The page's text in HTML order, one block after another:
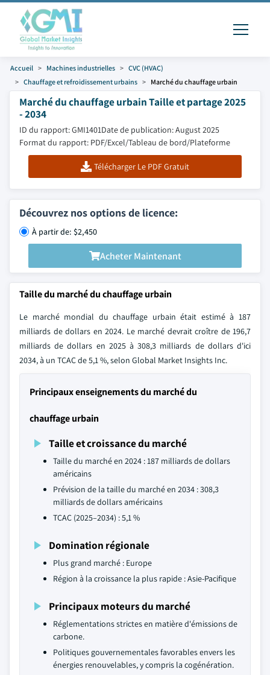
Accueil Machines industrielles
CVC (HVAC)
Chauffage et refroidissement urbains
Marché du chauffage urbain
Marché du chauffage urbain Taille et partage 2025
- 2034
ID du rapport: GMI1401Date de publication: August 2025
Format du rapport: PDF/Excel/Tableau de bord/Plateforme
Télécharger Le PDF Gratuit
Découvrez nos options de licence:
À partir de: $2,450
Acheter Maintenant
Taille du marché du chauffage urbain
Le marché mondial du chauffage urbain était estimé à 187
milliards de dollars en 2024. Le marché devrait croître de 196,7
milliards de dollars en 2025 à 308,3 milliards de dollars d'ici
2034, à un TCAC de 5,1 %, selon Global Market Insights Inc.
Principaux enseignements du marché du
chauffage urbain
Taille et croissance du marché
Taille du marché en 2024 : 187 milliards de dollars
américains
Prévision de la taille du marché en 2034 : 308,3
milliards de dollars américains
TCAC (2025–2034) : 5,1 %
Domination régionale
Plus grand marché : Europe
Région à la croissance la plus rapide : Asie-Pacifique
Principaux moteurs du marché
Réglementations strictes en matière d'émissions de
carbone.
Politiques gouvernementales favorables envers les
énergies renouvelables, y compris la cogénération.